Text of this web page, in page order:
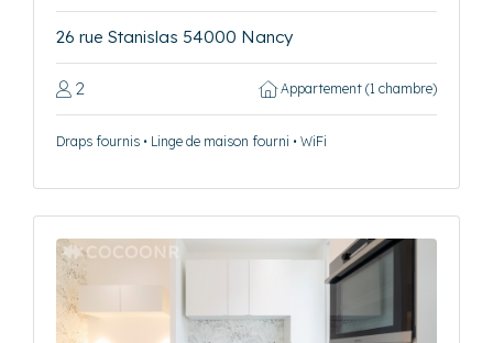
26 rue Stanislas 54000 Nancy
2 Appartement (1 chambre)
Draps fournis • Linge de maison fourni • WiFi